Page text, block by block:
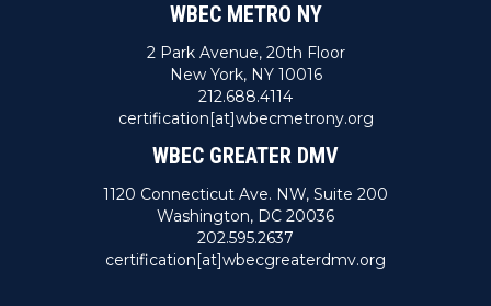
WBEC METRO NY
2 Park Avenue, 20th Floor
New York, NY 10016
212.688.4114
certification[at]wbecmetrony.org
WBEC GREATER DMV
1120 Connecticut Ave. NW, Suite 200
Washington, DC 20036
202.595.2637
certification[at]wbecgreaterdmv.org